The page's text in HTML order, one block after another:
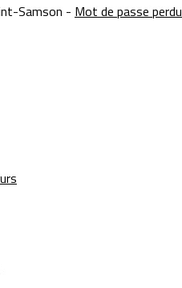
Samson - Mot de passe perdu